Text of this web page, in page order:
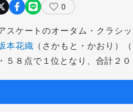
0
スケートのオータム・クラシ
本花織 （さかもと・かおり）
５８点で１位となり、合計２